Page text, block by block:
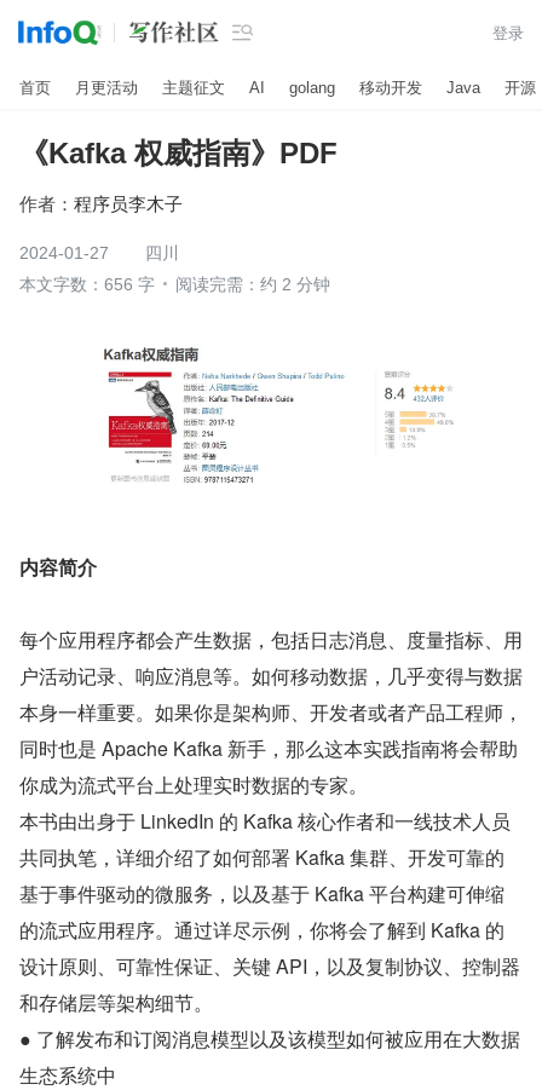
 登录
首页 月更活动 主题征文 AI golang 移动开发 Java 开源
《Kafka 权威指南》PDF
作者： 程序员李木子
2024-01-27
四川
本文字数：656 字
阅读完需：约 2 分钟
内容简介
每个应用程序都会产生数据，包括日志消息、度量指标、用
户活动记录、响应消息等。如何移动数据，几乎变得与数据
本身一样重要。如果你是架构师、开发者或者产品工程师，
同时也是 Apache Kafka 新手，那么这本实践指南将会帮助
你成为流式平台上处理实时数据的专家。
本书由出身于 LinkedIn 的 Kafka 核心作者和一线技术人员
共同执笔，详细介绍了如何部署 Kafka 集群、开发可靠的
基于事件驱动的微服务，以及基于 Kafka 平台构建可伸缩
的流式应用程序。通过详尽示例，你将会了解到 Kafka 的
设计原则、可靠性保证、关键 API，以及复制协议、控制器
和存储层等架构细节。
● 了解发布和订阅消息模型以及该模型如何被应用在大数据
生态系统中